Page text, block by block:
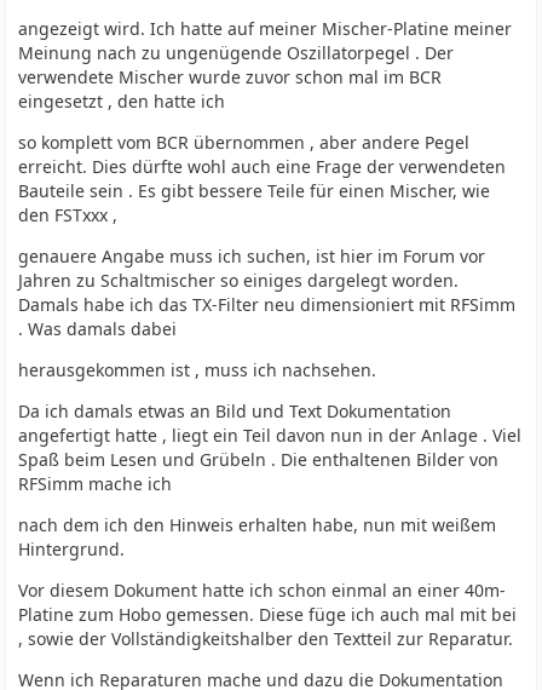
angezeigt wird. Ich hatte auf meiner Mischer-Platine meiner
Meinung nach zu ungenügende Oszillatorpegel . Der
verwendete Mischer wurde zuvor schon mal im BCR
eingesetzt , den hatte ich
so komplett vom BCR übernommen , aber andere Pegel
erreicht. Dies dürfte wohl auch eine Frage der verwendeten
Bauteile sein . Es gibt bessere Teile für einen Mischer, wie
den FSTxxx ,
genauere Angabe muss ich suchen, ist hier im Forum vor
Jahren zu Schaltmischer so einiges dargelegt worden.
Damals habe ich das TX-Filter neu dimensioniert mit RFSimm
. Was damals dabei
herausgekommen ist , muss ich nachsehen.
Da ich damals etwas an Bild und Text Dokumentation
angefertigt hatte , liegt ein Teil davon nun in der Anlage . Viel
Spaß beim Lesen und Grübeln . Die enthaltenen Bilder von
RFSimm mache ich
nach dem ich den Hinweis erhalten habe, nun mit weißem
Hintergrund.
Vor diesem Dokument hatte ich schon einmal an einer 40m-
Platine zum Hobo gemessen. Diese füge ich auch mal mit bei
, sowie der Vollständigkeitshalber den Textteil zur Reparatur.
Wenn ich Reparaturen mache und dazu die Dokumentation